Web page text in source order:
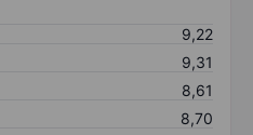
9,22
9,31
8,61
8,70